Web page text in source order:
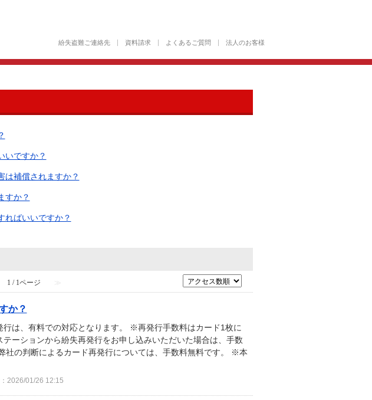
紛失盗難ご連絡先 資料請求 よくあるご質問 法人のお客様
いですか？
は補償されますか？
すか？
ればいいですか？
1 / 1ページ ≫
か？
は、有料での対応となります。 ※再発行手数料はカード1枚に
ーションから紛失再発行をお申し込みいただいた場合は、手数
社の判断によるカード再発行については、手数料無料です。 ※本
2026/01/26 12:15